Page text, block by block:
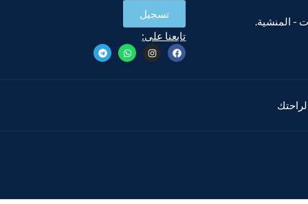
تسجيل
تابعنا على: